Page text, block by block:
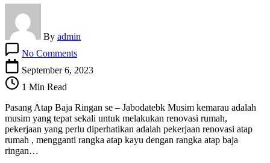
By admin
No CommentsPasang
Atap
Rumah
Anda
September 6, 2023
1 Min Read
Pasang Atap Baja Ringan se – Jabodatebk Musim kemarau adalah
musim yang tepat sekali untuk melakukan renovasi rumah,
pekerjaan yang perlu diperhatikan adalah pekerjaan renovasi atap
rumah , mengganti rangka atap kayu dengan rangka atap baja
ringan…